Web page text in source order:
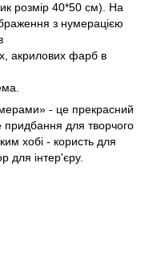
розмір 40*50 см). На
з нумерацією
акрилових фарб в
- це прекрасний
придбання для творчого
хобі - користь для
для інтер'єру.